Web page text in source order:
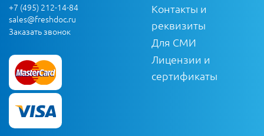
+7 (495) 212-14-84
sales@freshdoc.ru
Заказать звонок
Контакты и
реквизиты
Для СМИ
Лицензии и
сертификаты